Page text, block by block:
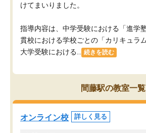
けてまいりました。
指導内容は、中学受験における「進学
貫校における学校ごとの「カリキュラ
大学受験における...
続きを読む
間藤駅の教室一覧
オンライン校 詳しく見る